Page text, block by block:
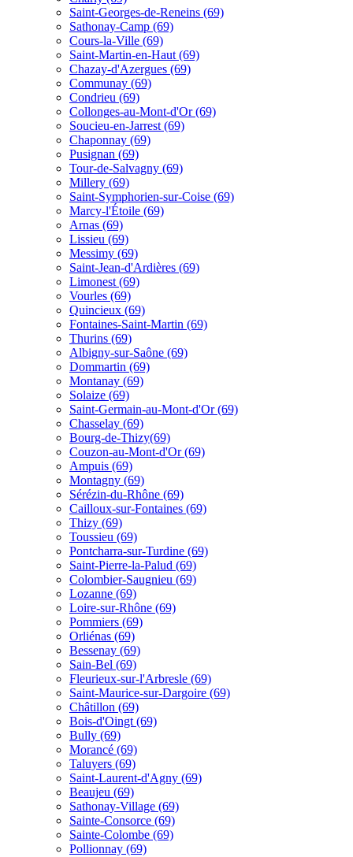
Saint-Georges-de-Reneins (69)
Sathonay-Camp (69)
Cours-la-Ville (69)
Saint-Martin-en-Haut (69)
Chazay-d'Azergues (69)
Communay (69)
Condrieu (69)
Collonges-au-Mont-d'Or (69)
Soucieu-en-Jarrest (69)
Chaponnay (69)
Pusignan (69)
Tour-de-Salvagny (69)
Millery (69)
Saint-Symphorien-sur-Coise (69)
Marcy-l'Étoile (69)
Arnas (69)
Lissieu (69)
Messimy (69)
Saint-Jean-d'Ardières (69)
Limonest (69)
Vourles (69)
Quincieux (69)
Fontaines-Saint-Martin (69)
Thurins (69)
Albigny-sur-Saône (69)
Dommartin (69)
Montanay (69)
Solaize (69)
Saint-Germain-au-Mont-d'Or (69)
Chasselay (69)
Bourg-de-Thizy(69)
Couzon-au-Mont-d'Or (69)
Ampuis (69)
Montagny (69)
Sérézin-du-Rhône (69)
Cailloux-sur-Fontaines (69)
Thizy (69)
Toussieu (69)
Pontcharra-sur-Turdine (69)
Saint-Pierre-la-Palud (69)
Colombier-Saugnieu (69)
Lozanne (69)
Loire-sur-Rhône (69)
Pommiers (69)
Orliénas (69)
Bessenay (69)
Sain-Bel (69)
Fleurieux-sur-l'Arbresle (69)
Saint-Maurice-sur-Dargoire (69)
Châtillon (69)
Bois-d'Oingt (69)
Bully (69)
Morancé (69)
Taluyers (69)
Saint-Laurent-d'Agny (69)
Beaujeu (69)
Sathonay-Village (69)
Sainte-Consorce (69)
Sainte-Colombe (69)
Pollionnay (69)